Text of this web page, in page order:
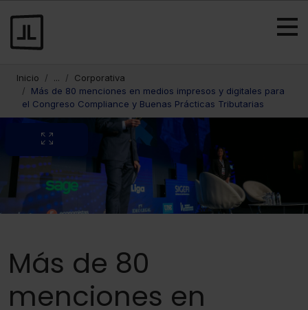
Inicio ...
Corporativa
Más de 80 menciones en medios impresos y digitales para
el Congreso Compliance y Buenas Prácticas Tributarias
Más de 80
menciones en